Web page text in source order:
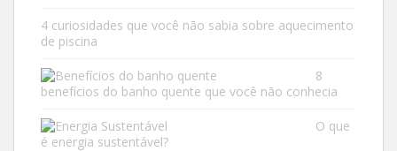
4 curiosidades que você não sabia sobre aquecimento
de piscina
8
benefícios do banho quente que você não conhecia
O que
é energia sustentável?